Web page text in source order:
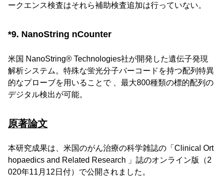
ークエンス検査はそれら補助検査追加は行っていない。
*9. NanoString nCounter
米国 NanoString® Technologies社が開発した遺伝子発現
解析システム。特殊な蛍光分子バーコードを持つ配列特異
的なプローブを用いることで 、最大800種類の標的配列の
デジタル検出が可能。
原著論文
本研究成果は、米国のがん治療の科学雑誌の「Clinical Ort
hopaedics and Related Research 」誌のオンライン版（2
020年11月12日付）で公開されました。